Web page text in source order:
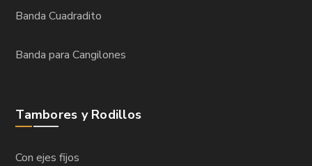
Banda Cuadradito
Banda para Cangilones
Tambores y Rodillos
Con ejes fijos